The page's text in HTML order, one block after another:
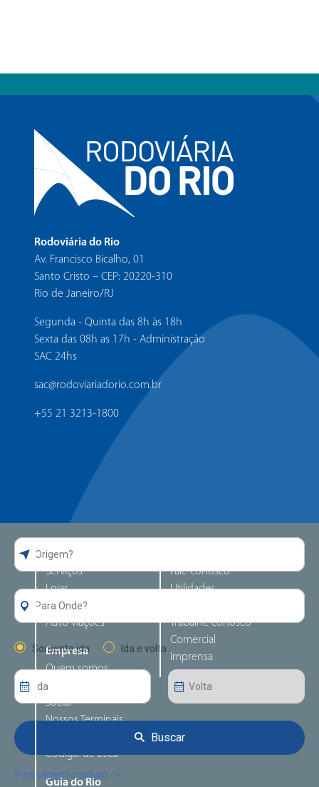
Rodoviária do Rio
Av. Francisco Bicalho, 01
Santo Cristo – CEP: 20220-310
Rio de Janeiro/RJ
Segunda - Quinta das 8h às 18h
Sexta das 08h as 17h - Administração
SAC 24hs
sac@rodoviariadorio.com.br
+55 21 3213-1800
Guia da Rodoviária
Serviços
Lojas
Alimentação
Auto viações
Empresa
Quem somos
Responsabilidade
Social
Nossos Terminais
Código de Ética
Guia do Rio
Fale conosco
Utilidades
Trabalhe conosco
Comercial
Imprensa
Somente ida Ida e volta
Buscar
Passagem comum